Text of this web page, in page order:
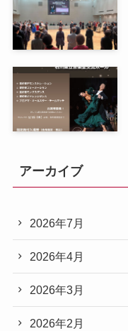
アーカイブ
2026年7月
2026年4月
2026年3月
2026年2月